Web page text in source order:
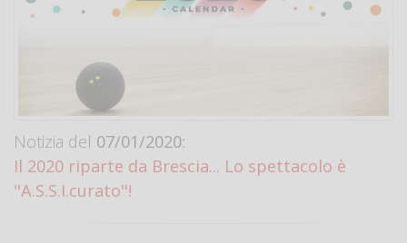
Notizia del 07/01/2020:
Il 2020 riparte da Brescia... Lo spettacolo è
"A.S.S.I.curato"!